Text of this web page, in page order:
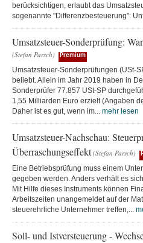
berücksichtigen, erlaubt das
sogenannte "Differenzbesteuerung":
Umsatzsteuer-Sonderprüfung:
(Stefan Parsch) Premium
Umsatzsteuer-Sonderprüfungen (USt-
beliebt. Allein im Jahr 2019 haben in
Sonderprüfer 77.857 USt-SP
1,55 Milliarden Euro erzielt (Angaben
Daher ist es gut, wenn im... mehr lesen
Umsatzsteuer-Nachschau:
Überraschungseffekt (Stefan Parsch)
Eine Betriebsprüfung muss einem
gegeben werden. Anders verhält es
Mit Hilfe dieses Instruments können
Arbeitszeiten unangemeldet auf der
steuerehrliche Unternehmer treffen,...
Soll- und Istversteuerung -